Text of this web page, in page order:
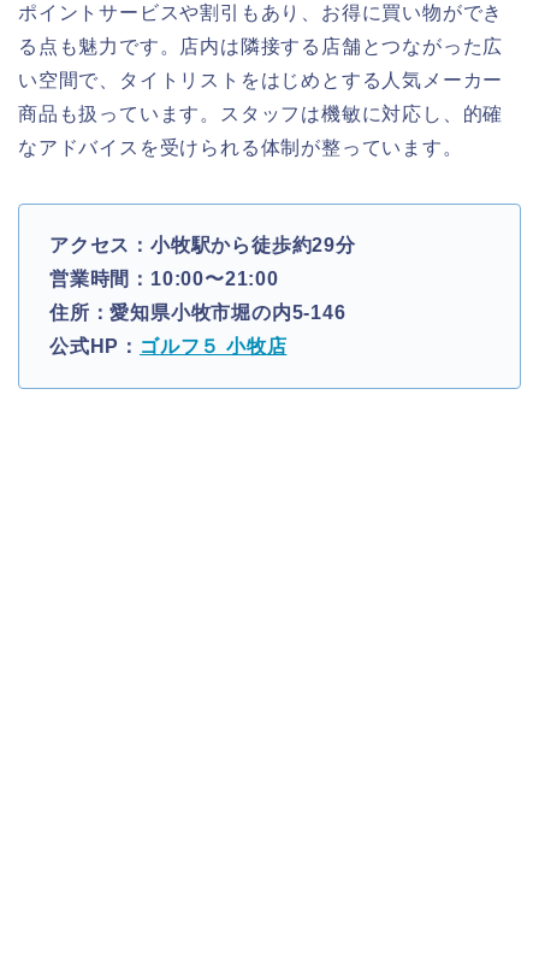
ポイントサービスや割引もあり、お得に買い物ができ
る点も魅力です。店内は隣接する店舗とつながった広
い空間で、タイトリストをはじめとする人気メーカー
商品も扱っています。スタッフは機敏に対応し、的確
なアドバイスを受けられる体制が整っています。
アクセス：小牧駅から徒歩約29分
営業時間：10:00〜21:00
住所：愛知県小牧市堀の内5-146
公式HP： ゴルフ５ 小牧店